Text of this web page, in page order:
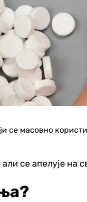
се масовно
се апелује на